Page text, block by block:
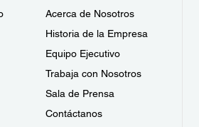
Acerca de Nosotros
Historia de la Empresa
Equipo Ejecutivo
Trabaja con Nosotros
Sala de Prensa
Contáctanos